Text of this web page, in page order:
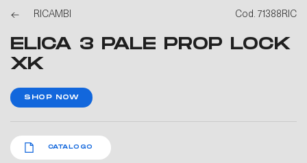
RICAMBI Cod. 71388RIC
ELICA 3 PALE PROP LOCK
XK
SHOP NOW
CATALOGO